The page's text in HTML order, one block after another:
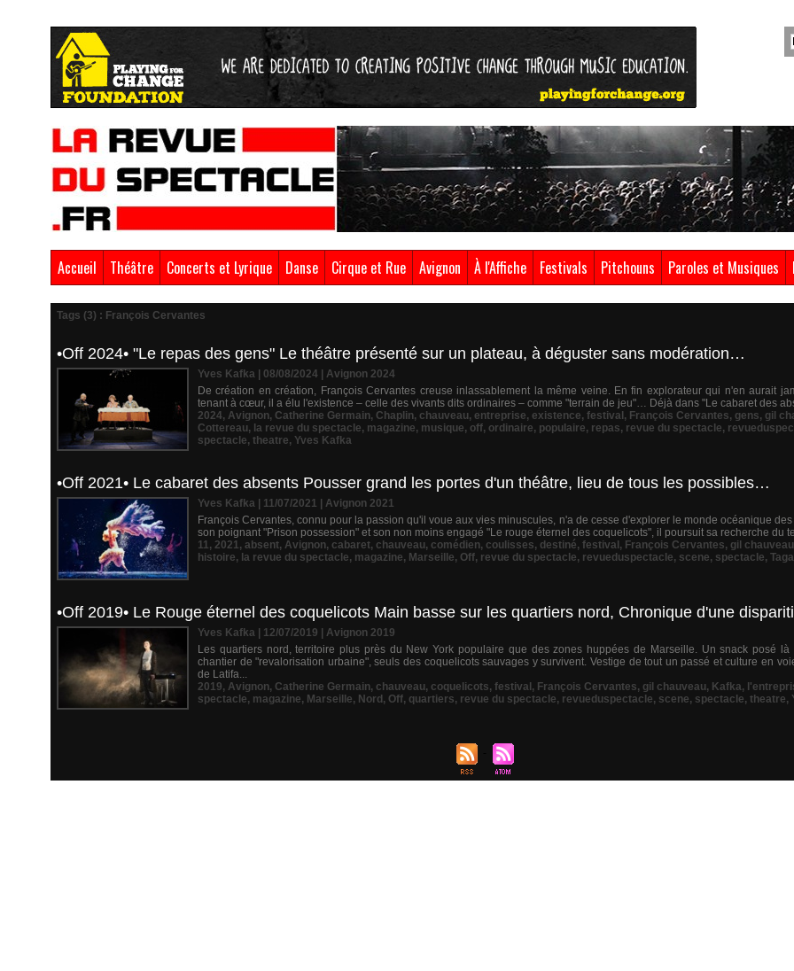
Accueil Théâtre Concerts et Lyrique Danse Cirque et Rue Avignon À l'Affiche Festivals Pitchouns Paroles et Musiques
Tags (3) : François Cervantes
•Off 2024• "Le repas des gens" Le théâtre présenté sur un plateau, à déguster sans modération…
Yves Kafka | 08/08/2024
Avignon 2024
De création en création, François Cervantes creuse inlassablement la même veine. En fin explorateur qui n'en aurait
tenant à cœur, il a élu l'existence – celle des vivants dits ordinaires – comme "terrain de jeu"… Déjà dans "Le cabaret des
2024, Avignon, Catherine Germain, Chaplin, chauveau, entreprise, existence, festival , François Cervantes, gens, gil
Cottereau, la revue du spectacle, magazine, musique, off, ordinaire, populaire, repas, revue du spectacle,
spectacle, theatre, Yves Kafka
•Off 2021• Le cabaret des absents Pousser grand les portes d'un théâtre, lieu de tous les possibles…
Yves Kafka | 11/07/2021
Avignon 2021
François Cervantes, connu pour la passion qu'il voue aux vies minuscules, n'a de cesse d'explorer le monde océanique
son poignant "Prison possession" et son non moins engagé "Le rouge éternel des coquelicots", il poursuit sa recherche du
11, 2021, absent, Avignon, cabaret, chauveau, comédien, coulisses, destiné, festival , François Cervantes, gil chauveau
histoire, la revue du spectacle, magazine, Marseille, Off, revue du spectacle, revueduspectacle, scene, spectacle,
•Off 2019• Le Rouge éternel des coquelicots Main basse sur les quartiers nord, Chronique d'une
Yves Kafka | 12/07/2019
Avignon 2019
Les quartiers nord, territoire plus près du New York populaire que des zones huppées de Marseille. Un snack posé
chantier de "revalorisation urbaine", seuls des coquelicots sauvages y survivent. Vestige de tout un passé et culture en
de Latifa...
2019, Avignon, Catherine Germain, chauveau, coquelicots, festival , François Cervantes, gil chauveau, Kafka,
spectacle, magazine, Marseille, Nord , Off, quartiers, revue du spectacle, revueduspectacle, scene, spectacle, theatre,